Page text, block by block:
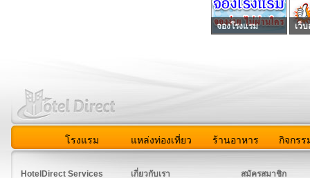
จองโรงแรม เว็
โรงแรม แหล่งท่องเที่ยว ร้านอาหาร กิจกรร
HotelDirect Services
เกี่ยวกับเรา
สมัครสมาชิก